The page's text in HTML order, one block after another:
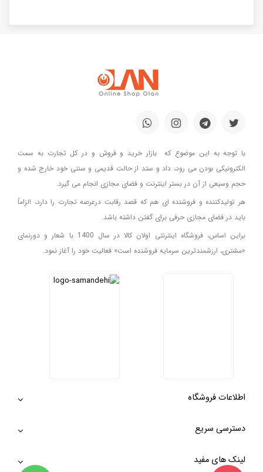
با توجه به این موضوع که بازار خرید و فروش و در کل تجارت به سمت
الکترونیکی بودن می رود، داد و ستد از حالت قدیمی و سنتی خود خارج شده و
حجم وسیعی از آن در بستر اینترنت و فضای مجازی انجام می گیرد.
هر تولیدکننده و فروشنده ای هم که قصد رقابت درعرصه تجارت را دارد، الزاماً
باید در فضای مجازی حرفی برای گفتن داشته باشد.
براین اساس، فروشگاه اینترنتی اولان کالا در سال 1400 با شعار و دورنمای
«مشتری، ارزشمندترین سرمایه فروشنده است» فعالیت خود را آغاز نمود.
اطلاعات فروشگاه
دسترسی سریع
لینک های مفید